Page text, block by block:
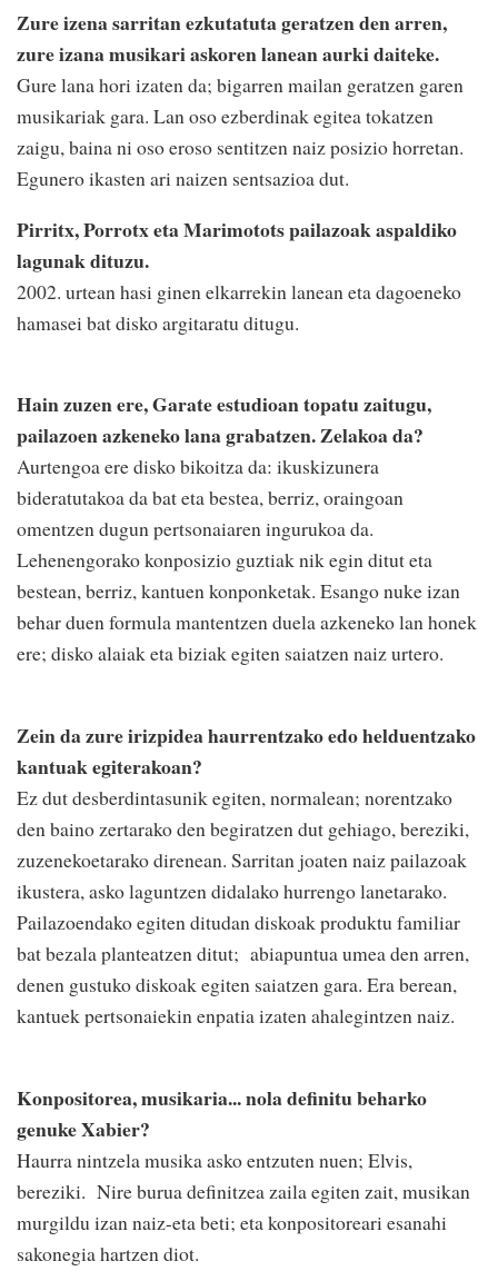
Zure izena sarritan ezkutatuta geratzen den arren,
zure izana musikari askoren lanean aurki daiteke.
Gure lana hori izaten da; bigarren mailan geratzen garen
musikariak gara. Lan oso ezberdinak egitea tokatzen
zaigu, baina ni oso eroso sentitzen naiz posizio horretan.
Egunero ikasten ari naizen sentsazioa dut.
Pirritx, Porrotx eta Marimotots pailazoak aspaldiko
lagunak dituzu.
2002. urtean hasi ginen elkarrekin lanean eta dagoeneko
hamasei bat disko argitaratu ditugu.
Hain zuzen ere, Garate estudioan topatu zaitugu,
pailazoen azkeneko lana grabatzen. Zelakoa da?
Aurtengoa ere disko bikoitza da: ikuskizunera
bideratutakoa da bat eta bestea, berriz, oraingoan
omentzen dugun pertsonaiaren ingurukoa da.
Lehenengorako konposizio guztiak nik egin ditut eta
bestean, berriz, kantuen konponketak. Esango nuke izan
behar duen formula mantentzen duela azkeneko lan honek
ere; disko alaiak eta biziak egiten saiatzen naiz urtero.
Zein da zure irizpidea haurrentzako edo helduentzako
kantuak egiterakoan?
Ez dut desberdintasunik egiten, normalean; norentzako
den baino zertarako den begiratzen dut gehiago, bereziki,
zuzenekoetarako direnean. Sarritan joaten naiz pailazoak
ikustera, asko laguntzen didalako hurrengo lanetarako.
Pailazoendako egiten ditudan diskoak produktu familiar
bat bezala planteatzen ditut; abiapuntua umea den arren,
denen gustuko diskoak egiten saiatzen gara. Era berean,
kantuek pertsonaiekin enpatia izaten ahalegintzen naiz.
Konpositorea, musikaria... nola definitu beharko
genuke Xabier?
Haurra nintzela musika asko entzuten nuen; Elvis,
bereziki. Nire burua definitzea zaila egiten zait, musikan
murgildu izan naiz-eta beti; eta konpositoreari esanahi
sakonegia hartzen diot.